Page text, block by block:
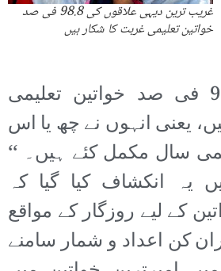
غریب ترین دیہی علاقوں کی 98.8 فی صد
خواتین تعلیمی غربت کا شکار ہیں
علاقوں کی 98.8 فی صد خواتین تعلیمی
یعنی انہوں نے چھ یا اس
سال مکمل کئے ہیں۔ ‘‘
یہ انکشاف کیا گیا کہ
کے لیے روزگار کے مواقع
کن اعداد و شمار سامنے